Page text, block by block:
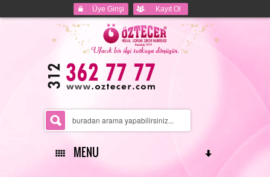
Üye Girişi Kayıt Ol
MENU